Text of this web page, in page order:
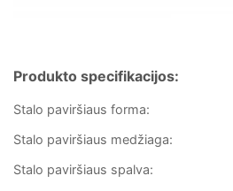
Produkto specifikacijos:
Stalo paviršiaus forma:
Stalo paviršiaus medžiaga:
Stalo paviršiaus spalva: